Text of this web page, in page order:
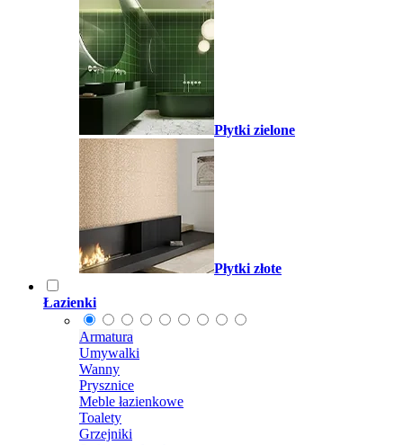
Płytki zielone
Płytki złote
Łazienki
Armatura
Umywalki
Wanny
Prysznice
Meble łazienkowe
Toalety
Grzejniki